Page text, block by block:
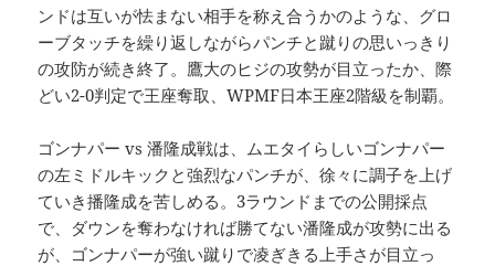
ンドは互いが怯まない相手を称え合うかのような、グロ
ーブタッチを繰り返しながらパンチと蹴りの思いっきり
の攻防が続き終了。鷹大のヒジの攻勢が目立ったか、際
どい2-0判定で王座奪取、WPMF日本王座2階級を制覇。
ゴンナパー vs 潘隆成戦は、ムエタイらしいゴンナパー
の左ミドルキックと強烈なパンチが、徐々に調子を上げ
ていき播隆成を苦しめる。3ラウンドまでの公開採点
で、ダウンを奪わなければ勝てない潘隆成が攻勢に出る
が、ゴンナパーが強い蹴りで凌ぎきる上手さが目立っ